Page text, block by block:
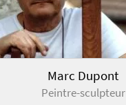
Marc Dupont
Peintre-sculpteur